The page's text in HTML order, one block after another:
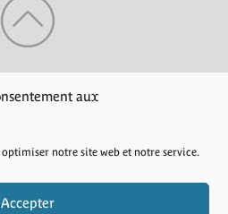
aux
notre site web et notre service.
Accepter
DE PAGE